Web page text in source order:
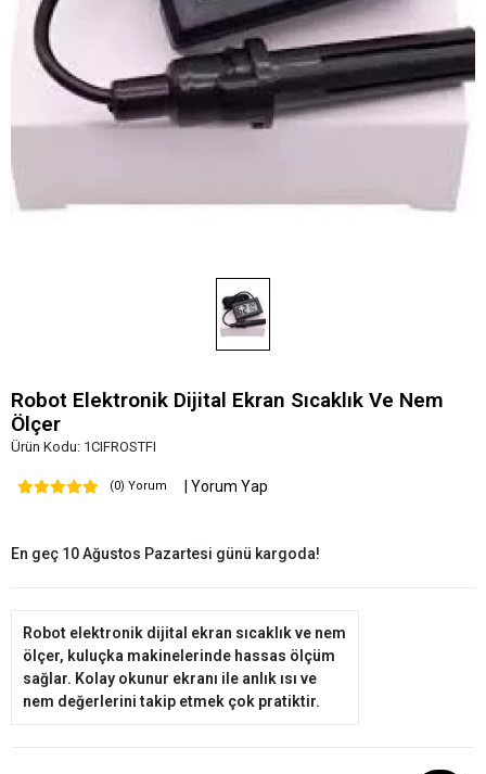
Robot Elektronik Dijital Ekran Sıcaklık Ve Nem
Ölçer
Ürün Kodu: 1CIFROSTFI
(0) Yorum | Yorum Yap
En geç 10 Ağustos Pazartesi günü kargoda!
Robot elektronik dijital ekran sıcaklık ve nem
ölçer, kuluçka makinelerinde hassas ölçüm
sağlar. Kolay okunur ekranı ile anlık ısı ve
nem değerlerini takip etmek çok pratiktir.